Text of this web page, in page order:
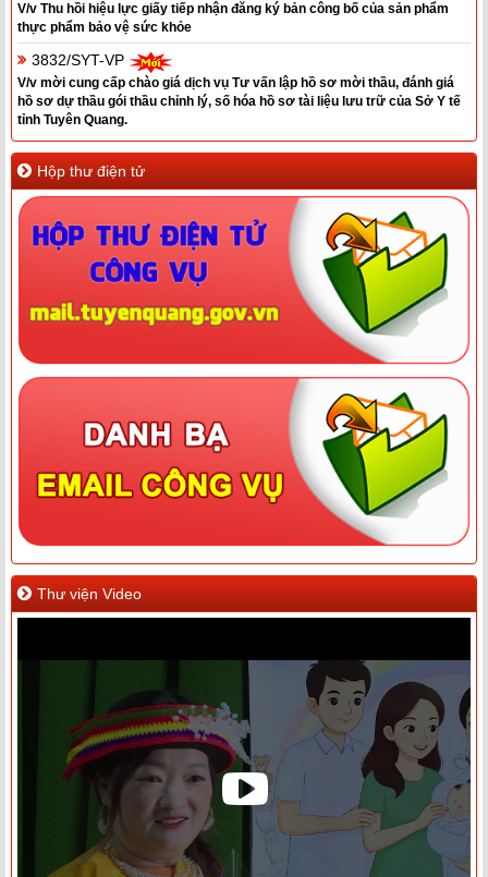
V/v Thu hồi hiệu lực giấy tiếp nhận đăng ký bản công bố của sản phẩm
thực phẩm bảo vệ sức khỏe
3832/SYT-VP
V/v mời cung cấp chào giá dịch vụ Tư vấn lập hồ sơ mời thầu, đánh giá
hồ sơ dự thầu gói thầu chỉnh lý, số hóa hồ sơ tài liệu lưu trữ của Sở Y tế
tỉnh Tuyên Quang.
Hộp thư điện tử
Thư viện Video